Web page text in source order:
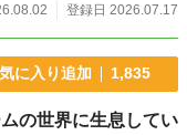
登録日 2026.07.17
に入り追加 1,835
の世界に生息してい